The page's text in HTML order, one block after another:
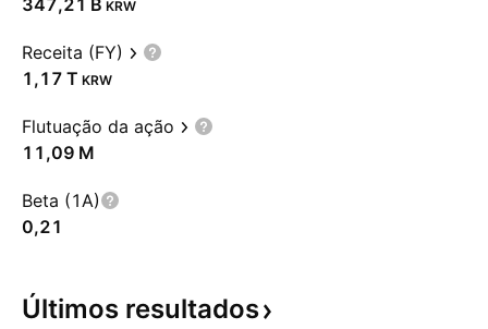
‪347,21 B‬ KRW
Receita (FY)
‪1,17 T‬ KRW
Flutuação da ação
‪11,09 M‬
Beta (1A)
0,21
Últimos resultados